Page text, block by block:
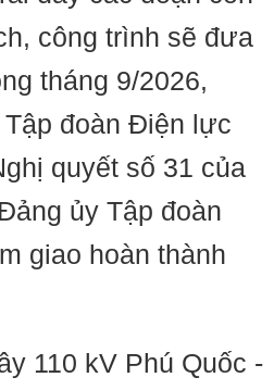
công trình sẽ đưa
tháng 9/2026,
đoàn Điện lực
quyết số 31 của
ủy Tập đoàn
giao hoàn thành
110 kV Phú Quốc -